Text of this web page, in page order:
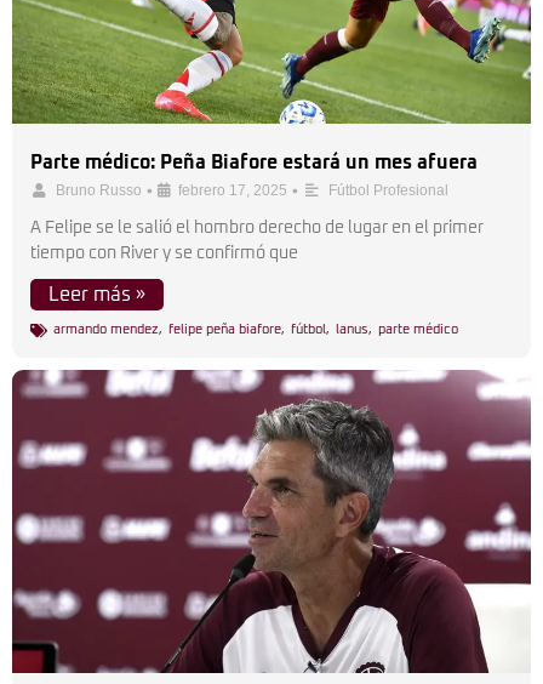
Parte médico: Peña Biafore estará un mes afuera
Bruno Russo • febrero 17, 2025 • Fútbol Profesional
A Felipe se le salió el hombro derecho de lugar en el primer
tiempo con River y se confirmó que
Leer más »
armando mendez, felipe peña biafore, fútbol , lanus, parte médico